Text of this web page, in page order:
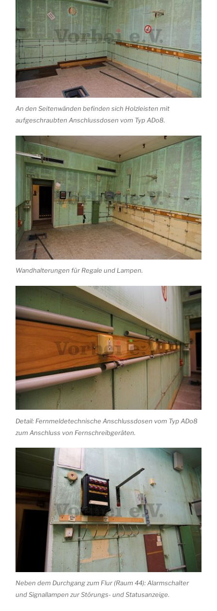
An den Seitenwänden befinden sich Holzleisten mit
aufgeschraubten Anschlussdosen vom Typ ADo8.
Wandhalterungen für Regale und Lampen.
Detail: Fernmeldetechnische Anschlussdosen vom Typ ADo8
zum Anschluss von Fernschreibgeräten.
Neben dem Durchgang zum Flur (Raum 44): Alarmschalter
und Signallampen zur Störungs- und Statusanzeige.